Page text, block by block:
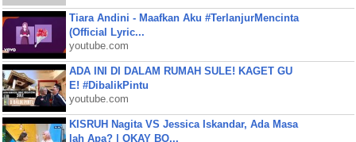
Tiara Andini - Maafkan Aku #TerlanjurMencinta
(Official Lyric...
youtube.com
ADA INI DI DALAM RUMAH SULE! KAGET GU
E! #DibalikPintu
youtube.com
KISRUH Nagita VS Jessica Iskandar, Ada Masa
lah Apa? | OKAY BO...